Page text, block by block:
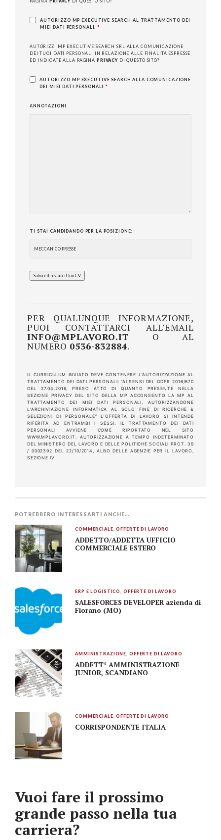
AUTORIZZO MP EXECUTIVE SEARCH AL TRATTAMENTO DEI
MIEI DATI PERSONALI. *
AUTORIZZI MP EXECUTIVE SEARCH SRL ALLA COMUNICAZIONE
DEI TUOI DATI PERSONALI IN RELAZIONE ALLE FINALITÀ ESPRESSE
ED INDICATE ALLA PAGINA PRIVACYDI QUESTO SITO?
AUTORIZZO MP EXECUTIVE SEARCH ALLA COMUNICAZIONE
DEI MIEI DATI PERSONALI *
ANNOTAZIONI
TI STAI CANDIDANDO PER LA POSIZIONE:
PER QUALUNQUE INFORMAZIONE,
PUOI CONTATTARCI ALL'EMAIL
INFO@MPLAVORO.IT O AL
NUMERO 0536-832884.
IL CURRICULUM INVIATO DEVE CONTENERE L’AUTORIZZAZIONE AL
TRATTAMENTO DEI DATI PERSONALI: “AI SENSI DEL GDPR 2016/670
DEL 27.04.2016, PRESO ATTO DI QUANTO PRESENTE NELLA
SEZIONE PRIVACY DEL SITO DELLA MP ACCONSENTO LA MP AL
TRATTAMENTO DEI MIEI DATI PERSONALI, AUTORIZZANDONE
L’ARCHIVIAZIONE INFORMATICA AL SOLO FINE DI RICERCHE &
SELEZIONI DI PERSONALE” L’OFFERTA DI LAVORO SI INTENDE
RIFERITA AD ENTRAMBI I SESSI. IL TRATTAMENTO DEI DATI
PERSONALI AVVIENE COME RIPORTATO NEL SITO
WWW.MPLAVORO.IT. AUTORIZZAZIONE A TEMPO INDETERMINATO
DEL MINISTERO DEL LAVORO E DELLE POLITICHE SOCIALI PROT. 39
/ 0002392 DEL 22/10/2014, ALBO DELLE AGENZIE PER IL LAVORO,
SEZIONE IV.
POTREBBERO INTERESSARTI ANCHE...
COMMERCIALE ,OFFERTE DI LAVORO
ADDETTO/ADDETTA UFFICIO
COMMERCIALE ESTERO
ERP E LOGISTICO OFFERTE DI LAVORO
SALESFORCES DEVELOPER azienda di
Fiorano (MO)
AMMINISTRAZIONE OFFERTE DI LAVORO
ADDETT* AMMINISTRAZIONE
JUNIOR, SCANDIANO
COMMERCIALE ,OFFERTE DI LAVORO
CORRISPONDENTE ITALIA
Vuoi fare il prossimo
grande passo nella tua
carriera?